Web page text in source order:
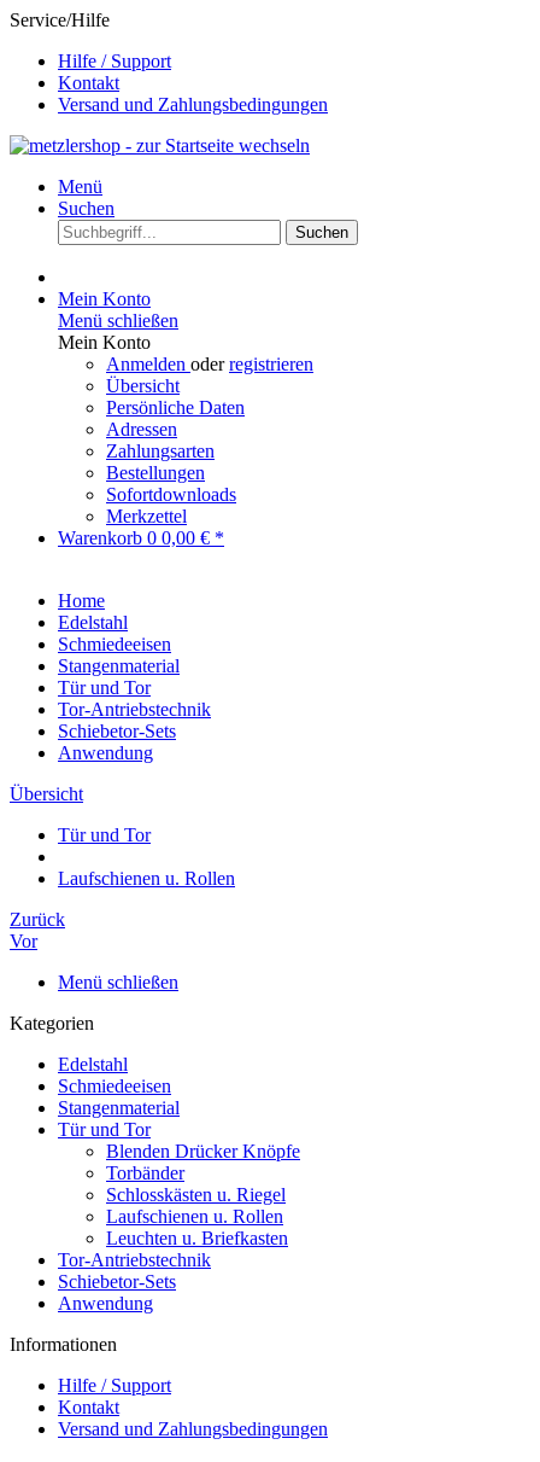
Service/Hilfe
Hilfe / Support
Kontakt
Versand und Zahlungsbedingungen
Menü
Suchen
Suchen
Mein Konto
Menü schließen
Mein Konto
Anmelden oderregistrieren
Übersicht
Persönliche Daten
Adressen
Zahlungsarten
Bestellungen
Sofortdownloads
Merkzettel
Warenkorb 0 0,00 € *
Home
Edelstahl
Schmiedeeisen
Stangenmaterial
Tür und Tor
Tor-Antriebstechnik
Schiebetor-Sets
Anwendung
Übersicht
Tür und Tor
Laufschienen u. Rollen
Zurück
Vor
Menü schließen
Kategorien
Edelstahl
Schmiedeeisen
Stangenmaterial
Tür und Tor
Blenden Drücker Knöpfe
Torbänder
Schlosskästen u. Riegel
Laufschienen u. Rollen
Leuchten u. Briefkasten
Tor-Antriebstechnik
Schiebetor-Sets
Anwendung
Informationen
Hilfe / Support
Kontakt
Versand und Zahlungsbedingungen